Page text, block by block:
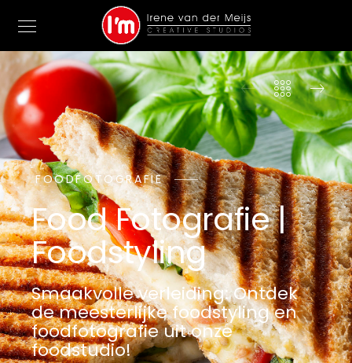
FOODFOTOGRAFIE
Food Fotografie |
Foodstyling
Smaakvolle verleiding: Ontdek
de meesterlijke foodstyling en
foodfotografie uit onze
foodstudio!